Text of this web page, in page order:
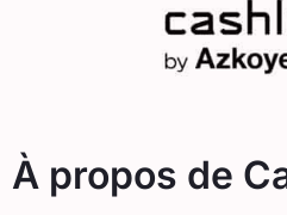
À propos de